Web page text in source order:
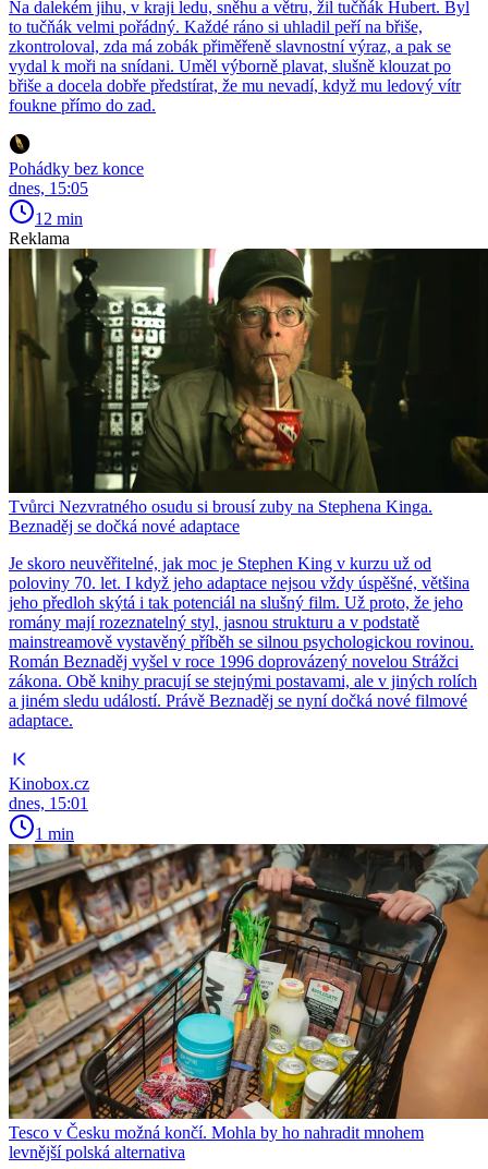
Na dalekém jihu, v kraji ledu, sněhu a větru, žil tučňák Hubert. Byl
to tučňák velmi pořádný. Každé ráno si uhladil peří na břiše,
zkontroloval, zda má zobák přiměřeně slavnostní výraz, a pak se
vydal k moři na snídani. Uměl výborně plavat, slušně klouzat po
břiše a docela dobře předstírat, že mu nevadí, když mu ledový vítr
foukne přímo do zad.
Pohádky bez konce
dnes, 15:05
12 min
Reklama
Tvůrci Nezvratného osudu si brousí zuby na Stephena Kinga.
Beznaděj se dočká nové adaptace
Je skoro neuvěřitelné, jak moc je Stephen King v kurzu už od
poloviny 70. let. I když jeho adaptace nejsou vždy úspěšné, většina
jeho předloh skýtá i tak potenciál na slušný film. Už proto, že jeho
romány mají rozeznatelný styl, jasnou strukturu a v podstatě
mainstreamově vystavěný příběh se silnou psychologickou rovinou.
Román Beznaděj vyšel v roce 1996 doprovázený novelou Strážci
zákona. Obě knihy pracují se stejnými postavami, ale v jiných rolích
a jiném sledu událostí. Právě Beznaděj se nyní dočká nové filmové
adaptace.
Kinobox.cz
dnes, 15:01
1 min
Tesco v Česku možná končí. Mohla by ho nahradit mnohem
levnější polská alternativa